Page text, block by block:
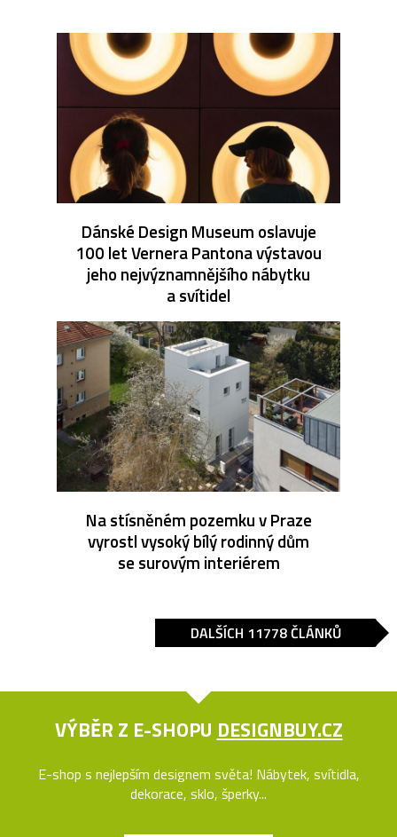
Dánské Design Museum oslavuje
100 let Vernera Pantona výstavou
jeho nejvýznamnějšího nábytku
a svítidel
Na stísněném pozemku v Praze
vyrostl vysoký bílý rodinný dům
se surovým interiérem
DALŠÍCH 11778 ČLÁNKŮ
VÝBĚR Z E-SHOPU DESIGNBUY.CZ
E-shop s nejlepším designem světa! Nábytek, svítidla,
dekorace, sklo, šperky...